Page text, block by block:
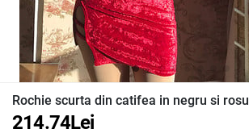
Rochie scurta din catifea in negru si rosu
214.74Lei